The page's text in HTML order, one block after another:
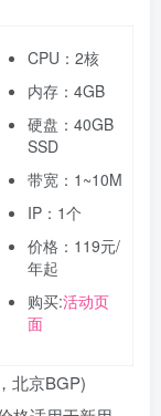
CPU：2核
内存：4GB
硬盘：40GB
SSD
带宽：1~10M
IP：1个
价格：119元/
年起
购买:活动页
面
北京BGP)